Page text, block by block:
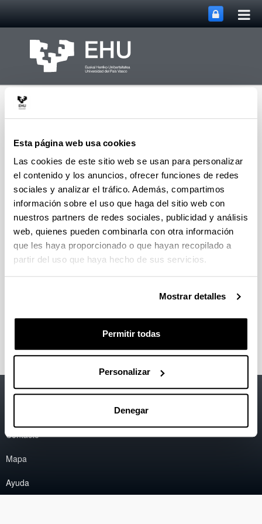
Esta página web usa cookies
Las cookies de este sitio web se usan para personalizar
el contenido y los anuncios, ofrecer funciones de redes
sociales y analizar el tráfico. Además, compartimos
información sobre el uso que haga del sitio web con
nuestros partners de redes sociales, publicidad y análisis
web, quienes pueden combinarla con otra información
que les haya proporcionado o que hayan recopilado a
partir del uso que haya hecho de sus servicios.
Mostrar detalles
Permitir todas
Personalizar
Denegar
Instituto de Euskara MenúAbrir/cerrar
Corpus Dinámico de Referencia
(CDR)
El llamado Corpus Dinámico de Referencia (CDR) se
año). En conjunto son 15 millones de palabras.
Accesibilidad
Contacto
Mapa
Ayuda
EHU